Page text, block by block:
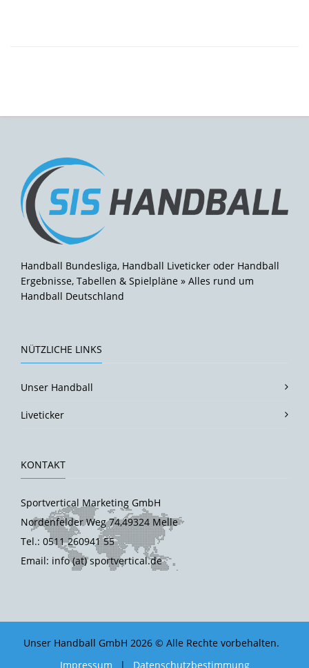
Handball Bundesliga, Handball Liveticker oder Handball
Ergebnisse, Tabellen & Spielpläne » Alles rund um
Handball Deutschland
NÜTZLICHE LINKS
Unser Handball
Liveticker
KONTAKT
Sportvertical Marketing GmbH
Nordenfelder Weg 74,49324 Melle
Tel.: 0511 260941 55
Email: info (at) sportvertical.de
Unser Handball GmbH 2026 © Alle Rechte vorbehalten.
Impressum
| Datenschutzbestimmung